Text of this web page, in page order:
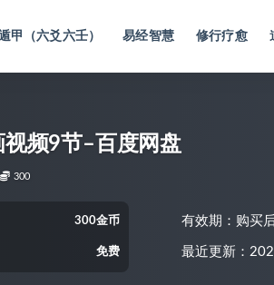
甲（六爻六壬） 易经智慧 修行疗愈
频9节–百度网盘
300
300金币
免费
有效期：购买
最近更新：